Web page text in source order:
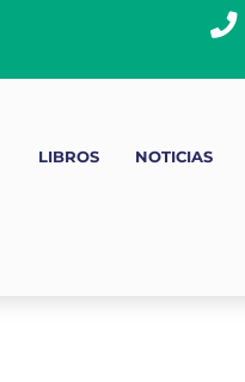
LIBROS NOTICIAS